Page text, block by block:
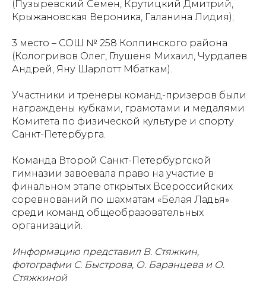
(Пузыревский Семен, Крутицкий Дмитрий,
Крыжановская Вероника, Галанина Лидия);
3 место – СОШ № 258 Колпинского района
(Кологривов Олег, Глушеня Михаил, Чурдалев
Андрей, Яну Шарлотт Мбаткам).
Участники и тренеры команд-призеров были
награждены кубками, грамотами и медалями
Комитета по физической культуре и спорту
Санкт-Петербурга.
Команда Второй Санкт-Петербургской
гимназии завоевала право на участие в
финальном этапе открытых Всероссийских
соревнований по шахматам «Белая Ладья»
среди команд общеобразовательных
организаций.
Информацию представил В. Стяжкин,
фотографии С. Быстрова, О. Баранцева и О.
Стяжкиной